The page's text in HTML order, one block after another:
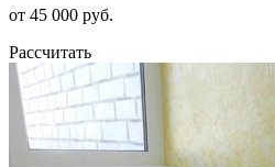
от 45 000 руб.
Рассчитать